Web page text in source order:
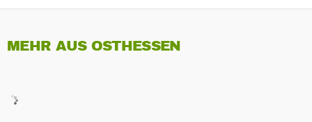
MEHR AUS OSTHESSEN